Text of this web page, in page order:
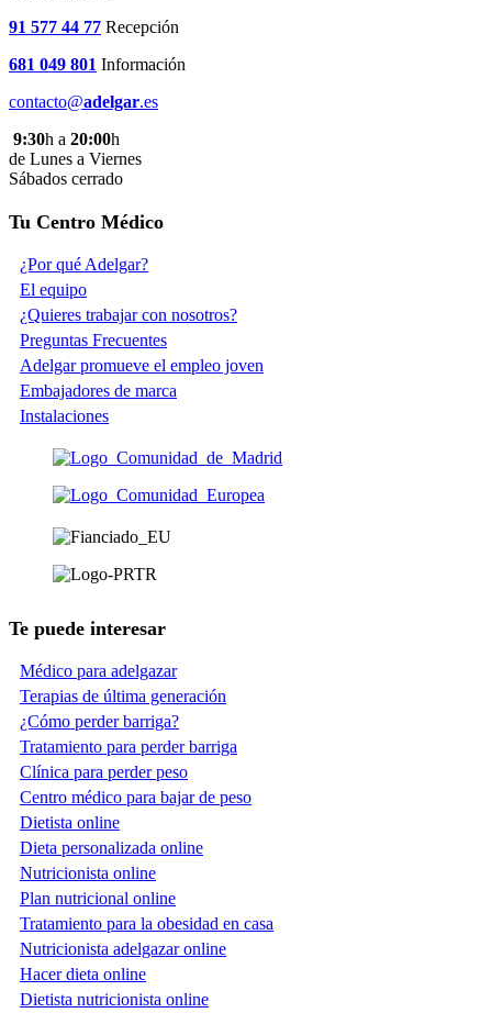
91 577 44 77 Recepción
681 049 801 Información
contacto@adelgar.es
9:30h a 20:00h
de Lunes a Viernes
Sábados cerrado
Tu Centro Médico
¿Por qué Adelgar?
El equipo
¿Quieres trabajar con nosotros?
Preguntas Frecuentes
Adelgar promueve el empleo joven
Embajadores de marca
Instalaciones
Te puede interesar
Médico para adelgazar
Terapias de última generación
¿Cómo perder barriga?
Tratamiento para perder barriga
Clínica para perder peso
Centro médico para bajar de peso
Dietista online
Dieta personalizada online
Nutricionista online
Plan nutricional online
Tratamiento para la obesidad en casa
Nutricionista adelgazar online
Hacer dieta online
Dietista nutricionista online